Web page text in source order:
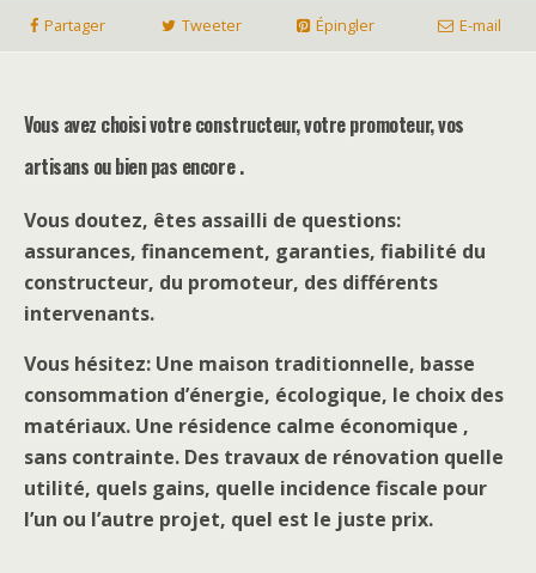
Partager Tweeter Épingler E-mail
Vous avez choisi votre constructeur, votre promoteur, vos
artisans ou bien pas encore .
Vous doutez, êtes assailli de questions:
assurances, financement, garanties, fiabilité du
constructeur, du promoteur, des différents
intervenants.
Vous hésitez: Une maison traditionnelle, basse
consommation d’énergie, écologique, le choix des
matériaux. Une résidence calme économique ,
sans contrainte. Des travaux de rénovation quelle
utilité, quels gains, quelle incidence fiscale pour
l’un ou l’autre projet, quel est le juste prix.